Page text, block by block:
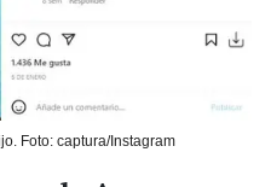
Foto: captura/Instagram